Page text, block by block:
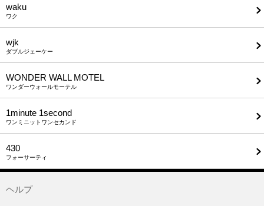
waku
ワク
wjk
ダブルジェーケー
WONDER WALL MOTEL
ワンダーウォールモーテル
1minute​ 1second
ワンミニットワンセカンド
430
フォーサーティ
ヘルプ